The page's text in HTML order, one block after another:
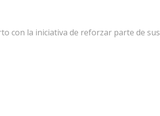
con la iniciativa de reforzar parte de sus